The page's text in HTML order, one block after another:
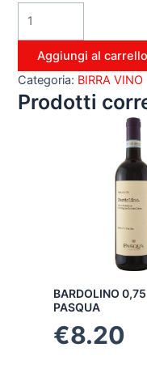
Aggiungi al carrello
Categoria: BIRRA VINO
Prodotti
BARDOLINO 0,75
PASQUA
€8.20